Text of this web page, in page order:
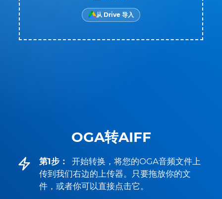
OGA转AIFF
第1步：
开始转换，将您的OGA音频文件上
传到我们右边的上传器。只要拖放你的文
件，或者你可以直接点击它。
从 Drive 导入